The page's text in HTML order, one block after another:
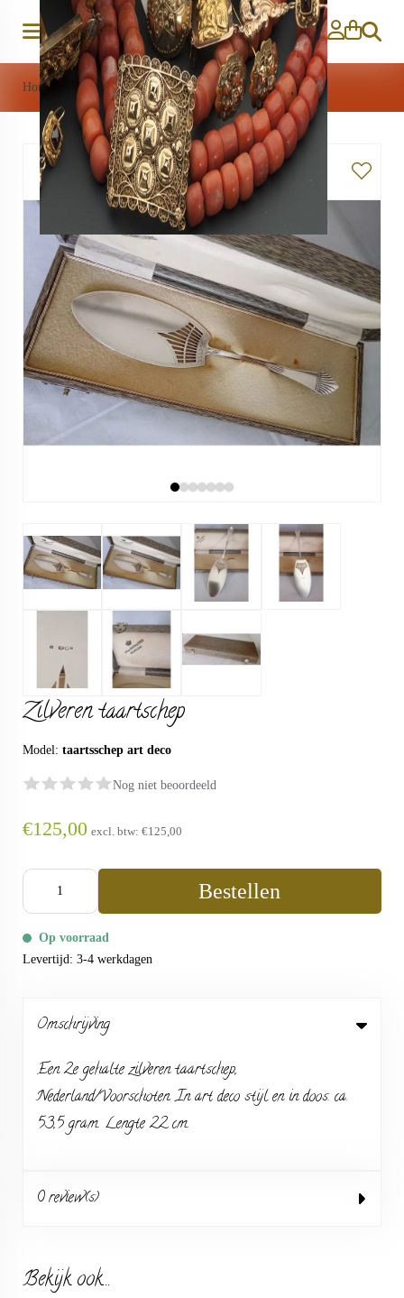
Zoeken
Home Zilver >Zilveren taartschep
Zilveren taartschep
Model: taartsschep art deco
Nog niet beoordeeld
€125,00 excl. btw: €125,00
Bestellen
Op voorraad
Levertijd: 3-4 werkdagen
Omschrijving
Een 2e gehalte zilveren taartschep,
Nederland/Voorschoten. In art deco stijl en in doos. ca.
53,5 gram. Lengte 22 cm.
0 review(s)
Bekijk ook...